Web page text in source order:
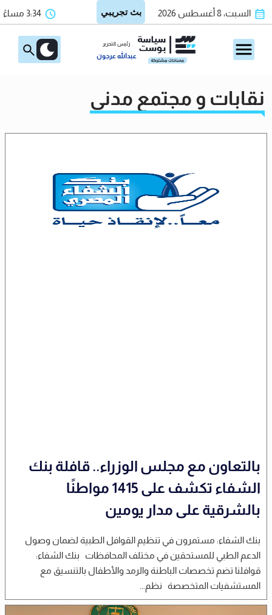
السبت، 8 أغسطس 2026 3:34 مساءً
رئيس التحرير
عبدالله عرجون
نقابات و مجتمع مدني
بالتعاون مع مجلس الوزراء.. قافلة بنك
الشفاء تكشف على 1415 مواطنًا
بالشرقية على مدار يومين
بنك الشفاء: مستمرون في تنظيم القوافل الطبية لضمان وصول
الدعم الطبي للمستحقين في مختلف المحافظات بنك الشفاء:
قوافلنا تضم تخصصات الباطنة والرمد والأطفال بالتنسيق مع
المستشفيات المتخصصة نظم...